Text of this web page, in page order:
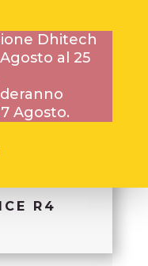
Dhitech
al 25
Agosto.
2015
15/731
1
–
R4